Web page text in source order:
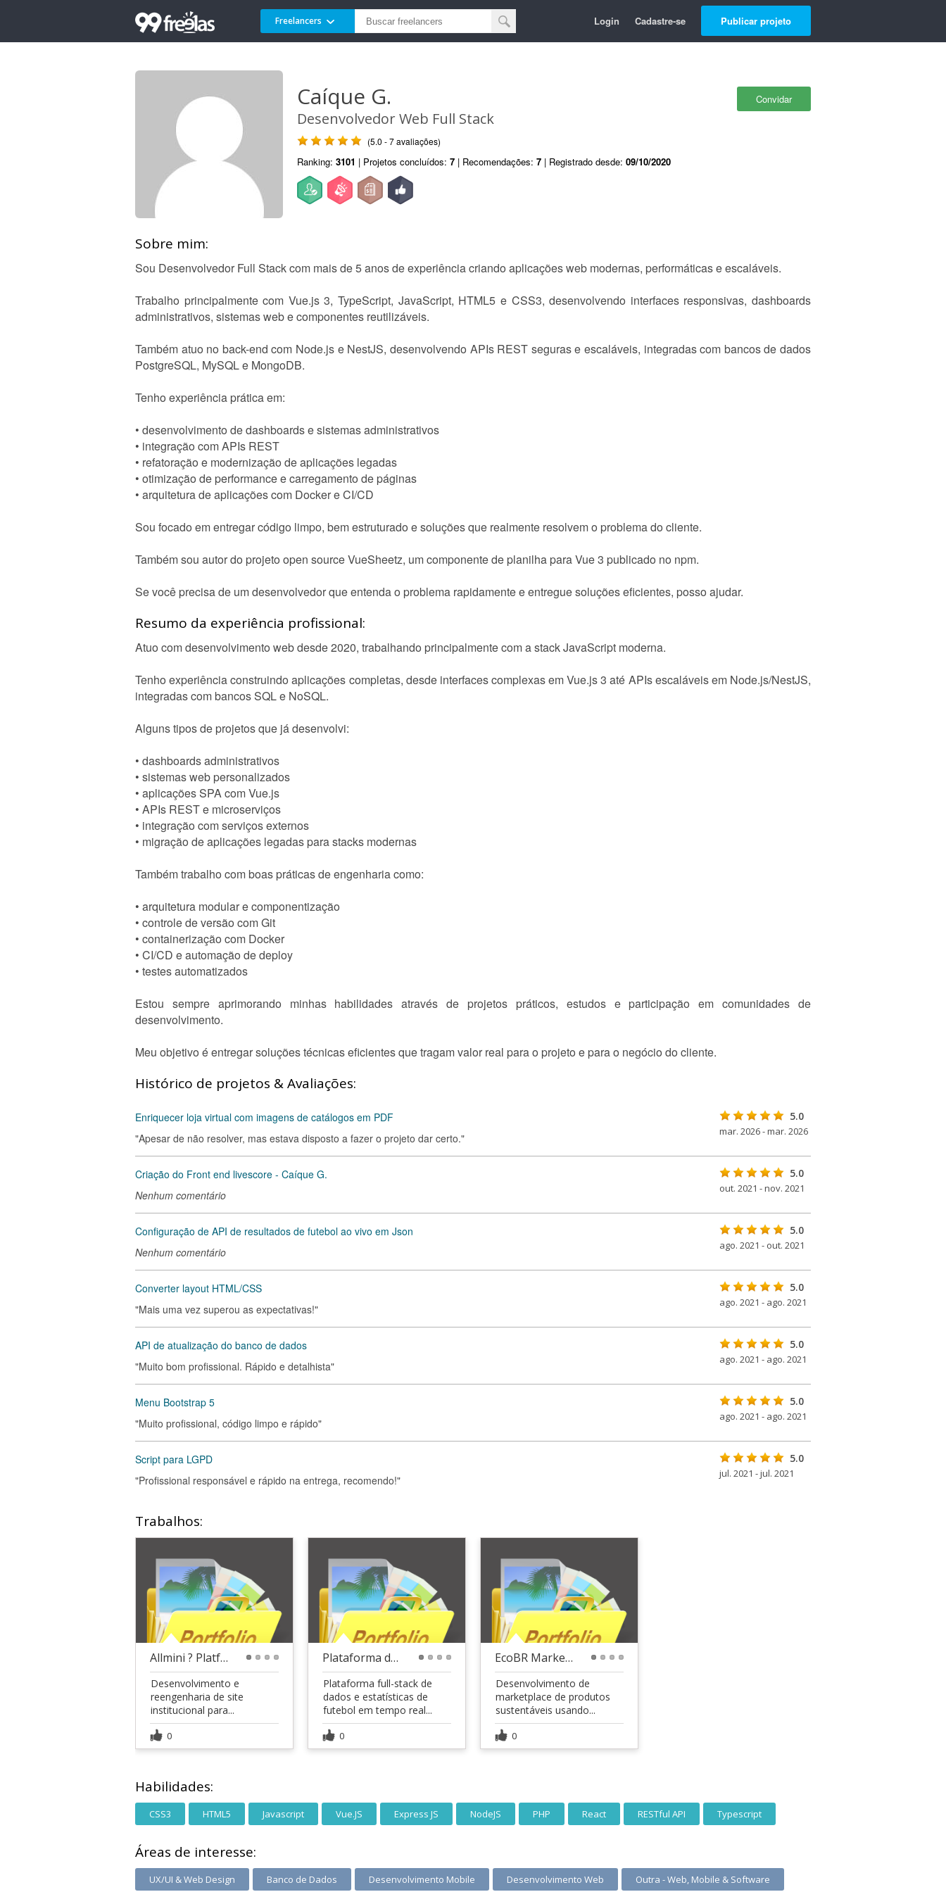
Freelancers Login Cadastre-se Publicar projeto
Convidar
Caíque G.
Desenvolvedor Web Full Stack
(5.0 - 7 avaliações)
Ranking: 3101 | Projetos concluídos: 7 | Recomendações: 7 | Registrado desde: 09/10/2020
Sobre mim:
Sou Desenvolvedor Full Stack com mais de 5 anos de experiência criando aplicações web modernas, performáticas e escaláveis.
Trabalho principalmente com Vue.js 3, TypeScript, JavaScript, HTML5 e CSS3, desenvolvendo interfaces responsivas, dashboards
administrativos, sistemas web e componentes reutilizáveis.
Também atuo no back-end com Node.js e NestJS, desenvolvendo APIs REST seguras e escaláveis, integradas com bancos de dados
PostgreSQL, MySQL e MongoDB.
Tenho experiência prática em:
• desenvolvimento de dashboards e sistemas administrativos
• integração com APIs REST
• refatoração e modernização de aplicações legadas
• otimização de performance e carregamento de páginas
• arquitetura de aplicações com Docker e CI/CD
Sou focado em entregar código limpo, bem estruturado e soluções que realmente resolvem o problema do cliente.
Também sou autor do projeto open source VueSheetz, um componente de planilha para Vue 3 publicado no npm.
Se você precisa de um desenvolvedor que entenda o problema rapidamente e entregue soluções eficientes, posso ajudar.
Resumo da experiência profissional:
Atuo com desenvolvimento web desde 2020, trabalhando principalmente com a stack JavaScript moderna.
Tenho experiência construindo aplicações completas, desde interfaces complexas em Vue.js 3 até APIs escaláveis em Node.js/NestJS,
integradas com bancos SQL e NoSQL.
Alguns tipos de projetos que já desenvolvi:
• dashboards administrativos
• sistemas web personalizados
• aplicações SPA com Vue.js
• APIs REST e microserviços
• integração com serviços externos
• migração de aplicações legadas para stacks modernas
Também trabalho com boas práticas de engenharia como:
• arquitetura modular e componentização
• controle de versão com Git
• containerização com Docker
• CI/CD e automação de deploy
• testes automatizados
Estou sempre aprimorando minhas habilidades através de projetos práticos, estudos e participação em comunidades de
desenvolvimento.
Meu objetivo é entregar soluções técnicas eficientes que tragam valor real para o projeto e para o negócio do cliente.
Histórico de projetos & Avaliações:
Enriquecer loja virtual com imagens de catálogos em PDF
"Apesar de não resolver, mas estava disposto a fazer o projeto dar certo."
5.0
mar. 2026 - mar. 2026
Criação do Front end livescore - Caíque G.
Nenhum comentário
5.0
out. 2021 - nov. 2021
Configuração de API de resultados de futebol ao vivo em Json
Nenhum comentário
5.0
ago. 2021 - out. 2021
Converter layout HTML/CSS
"Mais uma vez superou as expectativas!"
5.0
ago. 2021 - ago. 2021
API de atualização do banco de dados
"Muito bom profissional. Rápido e detalhista"
5.0
ago. 2021 - ago. 2021
Menu Bootstrap 5
"Muito profissional, código limpo e rápido"
5.0
ago. 2021 - ago. 2021
Script para LGPD
"Profissional responsável e rápido na entrega, recomendo!"
5.0
jul. 2021 - jul. 2021
Trabalhos:
Allmini ? Platforma E-commerce
Desenvolvimento e
reengenharia de site
institucional para...
0
Plataforma de Apostas e Estatísticas - Shaftscore
Plataforma full-stack de
dados e estatísticas de
futebol em tempo real...
0
EcoBR Marketplace ? Plataforma de E-commerce
Desenvolvimento de
marketplace de produtos
sustentáveis usando...
0
Habilidades:
CSS3 HTML5 Javascript Vue.JS Express JS NodeJS PHP React RESTful API Typescript
Áreas de interesse:
UX/UI & Web Design Banco de Dados Desenvolvimento Mobile Desenvolvimento Web Outra - Web, Mobile & Software